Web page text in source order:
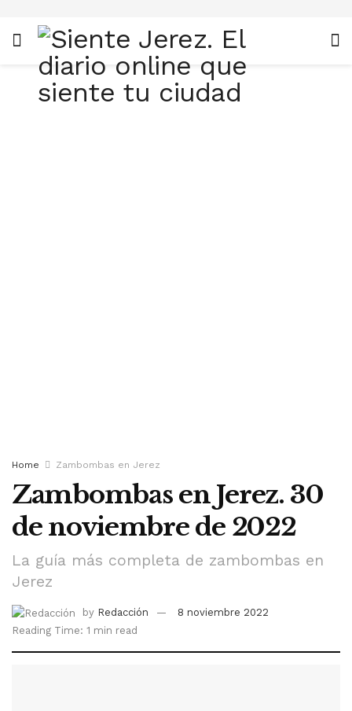
Home Zambombas en Jerez
Zambombas en Jerez. 30
de noviembre de 2022
La guía más completa de zambombas en
Jerez
by Redacción
8 noviembre 2022
Reading Time: 1 min read